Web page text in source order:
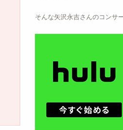
そんな矢沢永吉さんのコンサ